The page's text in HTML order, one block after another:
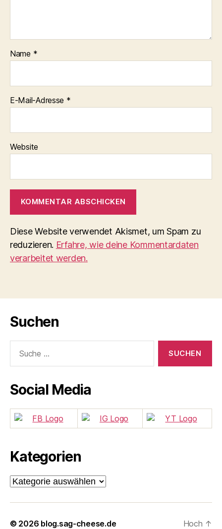
Name *
E-Mail-Adresse *
Website
Diese Website verwendet Akismet, um Spam zu
reduzieren. Erfahre, wie deine Kommentardaten
verarbeitet werden.
Suchen
nach:
Social Media
Kategorien
Kategorien
© 2026 blog.sag-cheese.de Hoch ↑